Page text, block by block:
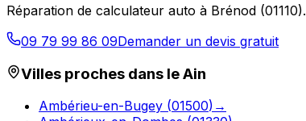
Réparation de calculateur auto à Brénod (01110).
09 79 99 86 09Demander un devis gratuit
Villes proches dans leAin
Ambérieu-en-Bugey (01500) →